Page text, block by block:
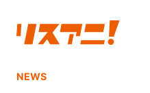
NEWS